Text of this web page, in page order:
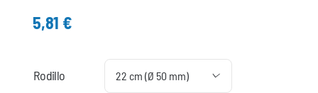
5,81 €
Rodillo 